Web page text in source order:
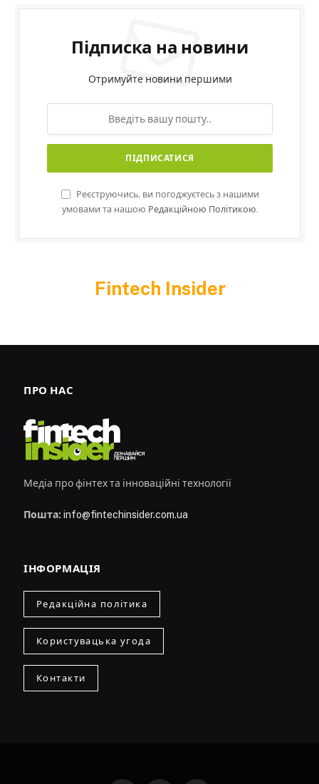
Підписка на новини
Отримуйте новини першими
Реєструючись, ви погоджуєтесь з нашими
умовами та нашою Редакційною Політикою.
Fintech Insider
ПРО НАС
Медіа про фінтех та інноваційні технології
Пошта: info@fintechinsider.com.ua
ІНФОРМАЦІЯ
Редакційна політика
Користувацька угода
Контакти